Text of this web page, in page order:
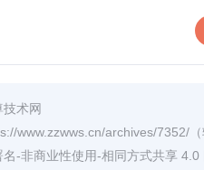
技术网
www.zzwws.cn/archives/7352/
名-非商业性使用-相同方式共享 4.0